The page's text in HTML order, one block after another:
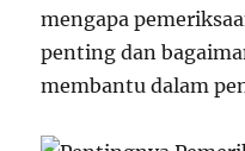
mengapa
penting dan
membantu dalam